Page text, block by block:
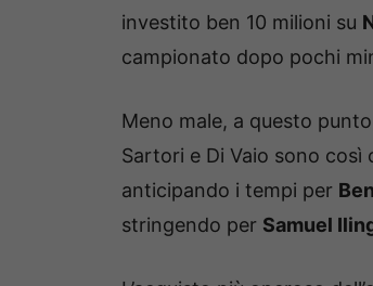
investito ben 10 milioni su
campionato dopo pochi
Meno male, a questo
Sartori e Di Vaio sono così
anticipando i tempi per
stringendo per Samuel